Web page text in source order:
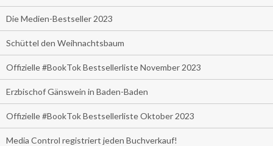
Die Medien-Bestseller 2023
Schüttel den Weihnachtsbaum
Offizielle #BookTok Bestsellerliste November 2023
Erzbischof Gänswein in Baden-Baden
Offizielle #BookTok Bestsellerliste Oktober 2023
Media Control registriert jeden Buchverkauf!